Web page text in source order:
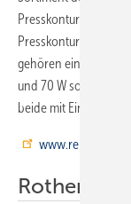
Presskonturen sind
Presskonturen der
gehören ein Li-Ion-
und 70 W sowie ein
beide mit Einlage.
www.rems.de